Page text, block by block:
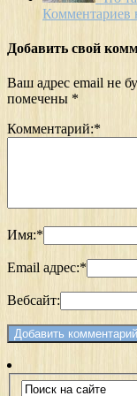
Комментариев
Добавить свой
Ваш адрес email не
помечены *
Комментарий:*
Имя:*
Email адрес:*
Вебсайт: